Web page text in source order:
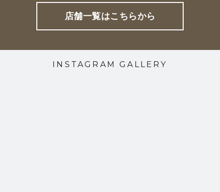
店舗一覧はこちらから
INSTAGRAM GALLERY